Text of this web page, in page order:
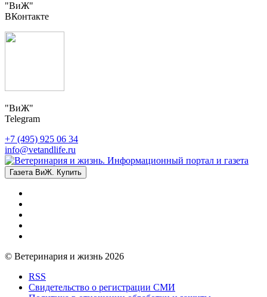
"ВиЖ"
ВКонтакте
"ВиЖ"
Telegram
+7 (495) 925 06 34
info@vetandlife.ru
Газета ВиЖ. Купить
© Ветеринария и жизнь 2026
RSS
Свидетельство о регистрации СМИ